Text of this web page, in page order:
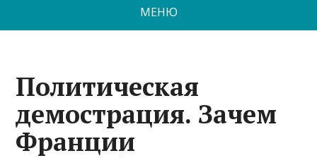
МЕНЮ
Политическая
демострация. Зачем
Франции